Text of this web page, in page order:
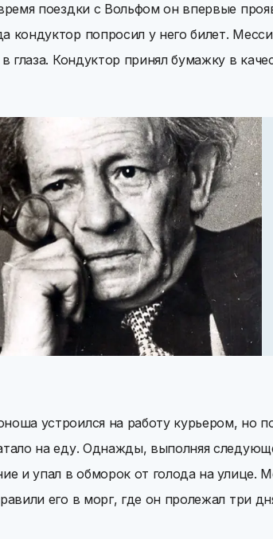
поездки с Вольфом он впервые
кондуктор попросил у него билет.
глаза. Кондуктор принял бумажку в
устроился на работу курьером, но
на еду. Однажды, выполняя
и упал в обморок от голода на улице.
его в морг, где он пролежал три